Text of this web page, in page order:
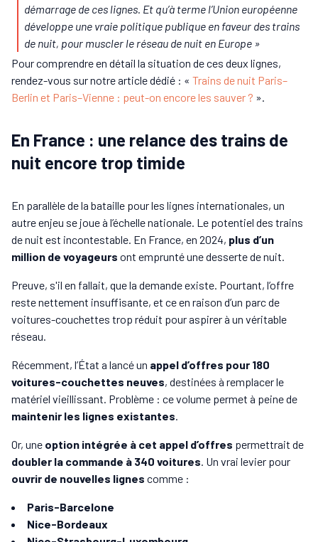
démarrage de ces lignes. Et qu’à terme l’Union européenne
développe une vraie politique publique en faveur des trains
de nuit, pour muscler le réseau de nuit en Europe »
Pour comprendre en détail la situation de ces deux lignes,
rendez-vous sur notre article dédié : « Trains de nuit Paris–
Berlin et Paris–Vienne : peut-on encore les sauver ? ».
En France : une relance des trains de
nuit encore trop timide
En parallèle de la bataille pour les lignes internationales, un
autre enjeu se joue à l’échelle nationale. Le potentiel des trains
de nuit est incontestable. En France, en 2024, plus d’un
million de voyageurs ont emprunté une desserte de nuit.
Preuve, s'il en fallait, que la demande existe. Pourtant, l’offre
reste nettement insuffisante, et ce en raison d’un parc de
voitures-couchettes trop réduit pour aspirer à un véritable
réseau.
Récemment, l’État a lancé un appel d’offres pour 180
voitures-couchettes neuves, destinées à remplacer le
matériel vieillissant. Problème : ce volume permet à peine de
maintenir les lignes existantes
Or, une option intégrée à cet appel d’offres permettrait de
doubler la commande à 340 voitures . Un vrai levier pour
ouvrir de nouvelles lignes comme :
Paris-Barcelone
Nice-Bordeaux